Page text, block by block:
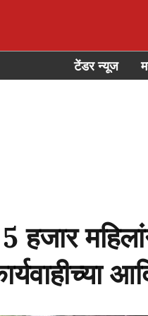
टेंडर न्यूज
हजार